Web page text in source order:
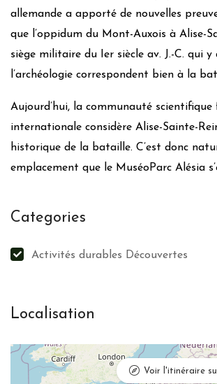
allemande a apporté de nouvelles
que l’oppidum du Mont-Auxois à Alise-
siège militaire du Ier siècle av. J.-C. qui
l’archéologie correspondent bien à la
Aujourd’hui, la communauté
internationale considère Alise-Sainte-
historique de la bataille. C’est donc
emplacement que le MuséoParc Alésia
Categories
Activités durables Découvertes
Localisation
Voir l'itinéraire